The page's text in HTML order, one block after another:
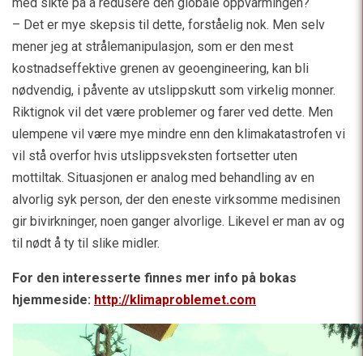
– Det er mye skepsis til dette, forståelig nok. Men selv
mener jeg at strålemanipulasjon, som er den mest
kostnadseffektive grenen av geoengineering, kan bli
nødvendig, i påvente av utslippskutt som virkelig monner.
Riktignok vil det være problemer og farer ved dette. Men
ulempene vil være mye mindre enn den klimakatastrofen vi
vil stå overfor hvis utslippsveksten fortsetter uten
mottiltak. Situasjonen er analog med behandling av en
alvorlig syk person, der den eneste virksomme medisinen
gir bivirkninger, noen ganger alvorlige. Likevel er man av og
til nødt å ty til slike midler.
For den interesserte finnes mer info på bokas
hjemmeside: http://klimaproblemet.com